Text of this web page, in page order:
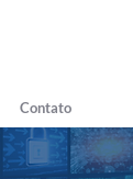
Contato